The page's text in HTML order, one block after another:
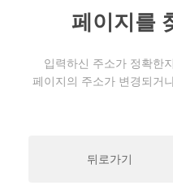
페이지를
입력하신 주소가 정확한
페이지의 주소가 변경되거
뒤로가기